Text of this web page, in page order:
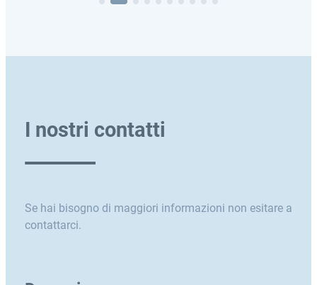
I nostri contatti
Se hai bisogno di maggiori informazioni non esitare a
contattarci.